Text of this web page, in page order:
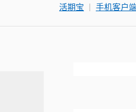
活期宝 | 手机客户